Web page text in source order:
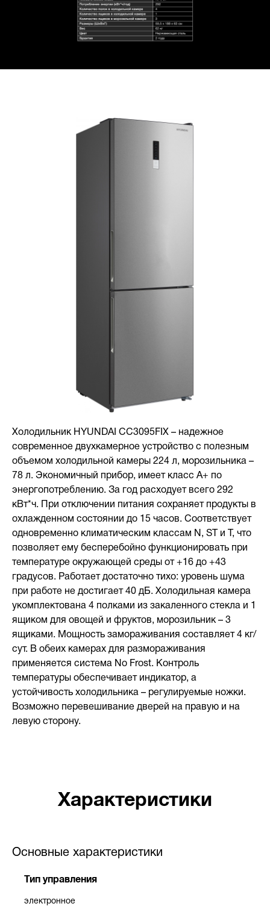
Холодильник HYUNDAI CC3095FIX – надежное
современное двухкамерное устройство с полезным
объемом холодильной камеры 224 л, морозильника –
78 л. Экономичный прибор, имеет класс А+ по
энергопотреблению. За год расходует всего 292
кВт*ч. При отключении питания сохраняет продукты в
охлажденном состоянии до 15 часов. Соответствует
одновременно климатическим классам N, ST и Т, что
позволяет ему бесперебойно функционировать при
температуре окружающей среды от +16 до +43
градусов. Работает достаточно тихо: уровень шума
при работе не достигает 40 дБ. Холодильная камера
укомплектована 4 полками из закаленного стекла и 1
ящиком для овощей и фруктов, морозильник – 3
ящиками. Мощность замораживания составляет 4 кг/
сут. В обеих камерах для размораживания
применяется система No Frost. Контроль
температуры обеспечивает индикатор, а
устойчивость холодильника – регулируемые ножки.
Возможно перевешивание дверей на правую и на
левую сторону.
Характеристики
Основные характеристики
Тип управления
электронное